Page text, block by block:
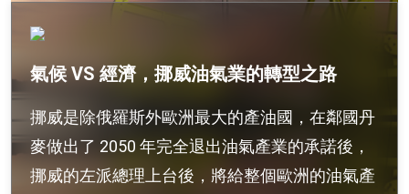
氣候 VS 經濟，挪威油氣業的轉型之路
挪威是除俄羅斯外歐洲最大的產油國，在鄰國丹
麥做出了 2050 年完全退出油氣產業的承諾後，
挪威的左派總理上台後，將給整個歐洲的油氣產